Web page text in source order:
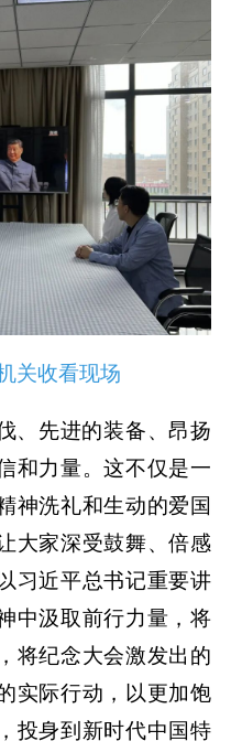
关收看现场
、先进的装备、昂扬
和力量。这不仅是一
神洗礼和生动的爱国
大家深受鼓舞、倍感
习近平总书记重要讲
中汲取前行力量，将
将纪念大会激发出的
实际行动，以更加饱
投身到新时代中国特